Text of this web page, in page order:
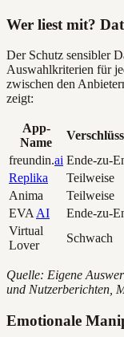
Wer liest mit?
Der Schutz sensibler
Auswahlkriterien für
zwischen den
zeigt:
App-
Name
freundin.ai Ende-zu-
Replika
Teilweise
Anima
Teilweise
EVAAI Ende-zu-
Virtual
Lover
Schwach
Quelle: Eigene
und Nutzerberichten,
Emotionale